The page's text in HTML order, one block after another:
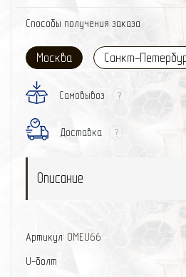
Способы получения заказа
Москва Санкт-
Самовывоз ?
Доставка ?
Описание
Артикул: OMEU66
U-болт